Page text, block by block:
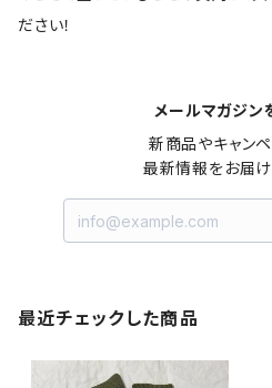
ださい！
メールマガジン
新商品やキャン
最新情報をお届け
最近チェックした商品